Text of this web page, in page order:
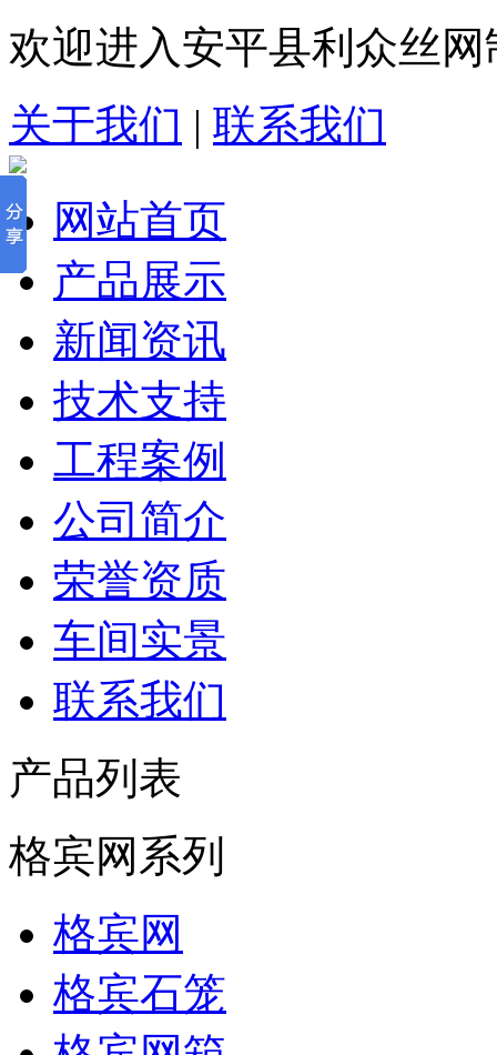
欢迎进入安平县利众丝
关于我们 | 联系我们
网站首页
产品展示
新闻资讯
技术支持
工程案例
公司简介
荣誉资质
车间实景
联系我们
产品列表
格宾网系列
格宾网
格宾石笼